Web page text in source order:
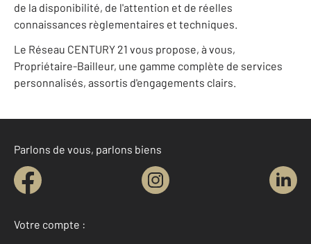
de la disponibilité, de l'attention et de réelles
connaissances règlementaires et techniques.
Le Réseau CENTURY 21 vous propose, à vous,
Propriétaire-Bailleur, une gamme complète de services
personnalisés, assortis d'engagements clairs.
Parlons de vous, parlons biens
Votre compte :